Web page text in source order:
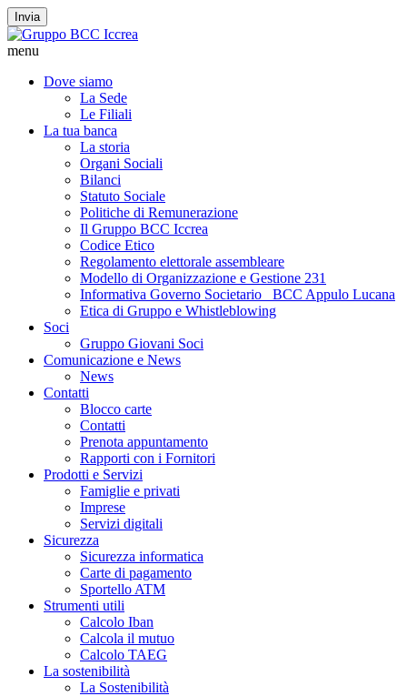
Invia
menu
Dove siamo
La Sede
Le Filiali
La tua banca
La storia
Organi Sociali
Bilanci
Statuto Sociale
Politiche di Remunerazione
Il Gruppo BCC Iccrea
Codice Etico
Regolamento elettorale assembleare
Modello di Organizzazione e Gestione 231
Informativa Governo Societario _BCC Appulo Lucana
Etica di Gruppo e Whistleblowing
Soci
Gruppo Giovani Soci
Comunicazione e News
News
Contatti
Blocco carte
Contatti
Prenota appuntamento
Rapporti con i Fornitori
Prodotti e Servizi
Famiglie e privati
Imprese
Servizi digitali
Sicurezza
Sicurezza informatica
Carte di pagamento
Sportello ATM
Strumenti utili
Calcolo Iban
Calcola il mutuo
Calcolo TAEG
La sostenibilità
La Sostenibilità